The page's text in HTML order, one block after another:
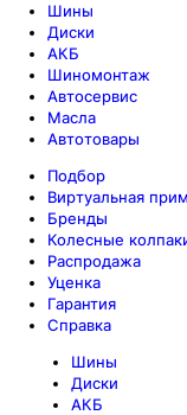
Шины
Диски
АКБ
Шиномонтаж
Автосервис
Масла
Автотовары
Подбор
Виртуальная
Бренды
Колесные
Распродажа
Уценка
Гарантия
Справка
Шины
Диски
АКБ